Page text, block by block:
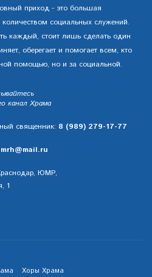
приход - это большая
социальных служений.
каждый, стоит лишь сделать один
оберегает и помогает всем, кто
помощью, но и за социальной.
канал Храма
священник: 8 (989) 279-17-77
ЮМР,
1
Хоры Храма